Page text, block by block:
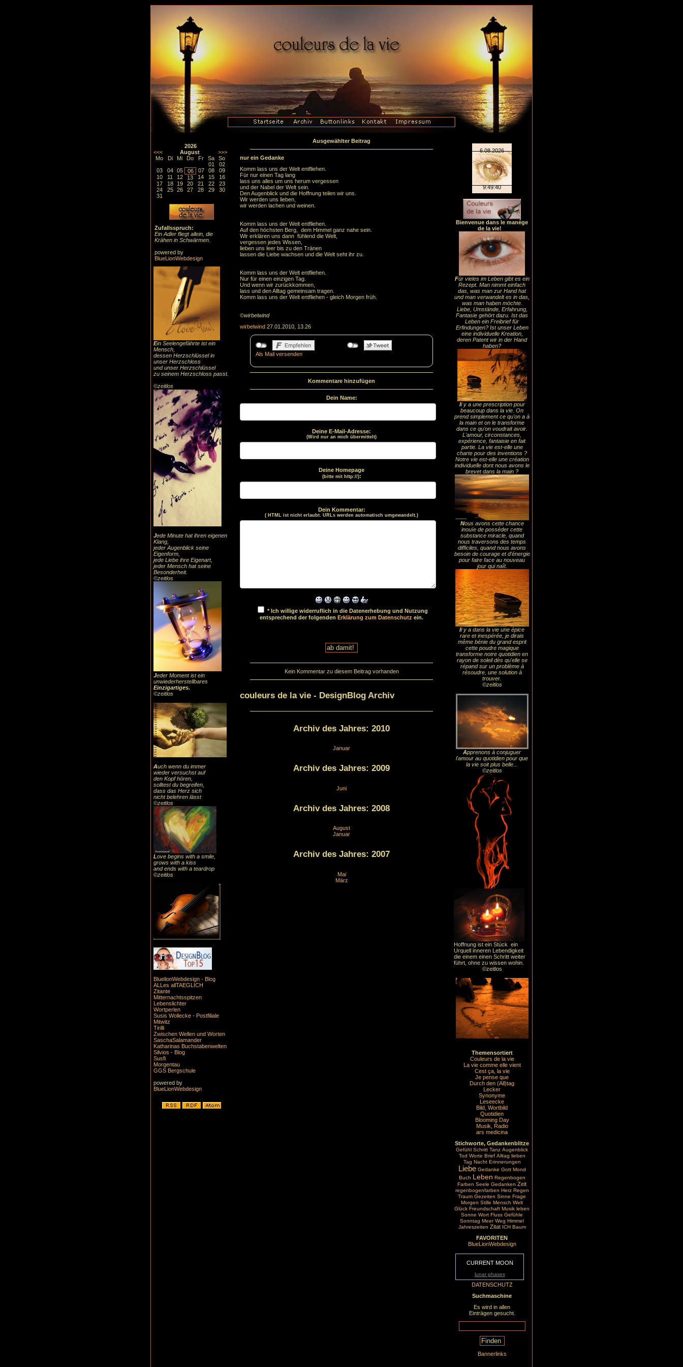
2026
<<<
August
>>>
Mo
Di Mi Do Fr Sa
So
01
02
03
04 05 06 07 08
09
10
11 12 13 14 15
16
17
18 19 20 21 22
23
24
25 26 27 28 29
30
31
Zufallsspruch:
Ein Adler fliegt allein, die
Krähen in Schwärmen.
powered by
BlueLionWebdesign
Ein Seelengefährte ist ein
Mensch,
dessen Herzschlüssel in
unser Herzschloss
und unser Herzschlüssel
zu seinem Herzschloss passt.
©zeitlos
Jede Minute hat ihren eigenen
Klang,
jeder Augenblick seine
Eigenform,
jede Liebe ihre Eigenart,
jeder Mensch hat seine
Besonderheit.
©zeitlos
Jeder Moment ist ein
unwiederherstellbares
Einzigartiges.
©zeitlos
Auch wenn du immer
wieder versuchst auf
den Kopf hören,
solltest du begreifen,
dass das Herz sich
nicht belehren lässt
©zeitlos
Love begins with a smile,
grows with a kiss
and ends with a teardrop
©zeitlos
BluelionWebdesign - Blog
ALLes allTAEGLICH
Zitante
Mitternachtsspitzen
Lebenslichter
Wortperlen
Susis Wollecke - Postfiliale
Mitwitz
Tirilli
Zwischen Wellen und Worten
SaschaSalamander
Katharinas Buchstabenwelten
Silvios - Blog
Susfi
Morgentau
GGS Bergschule
powered by
BlueLionWebdesign
Ausgewählter Beitrag
nur ein Gedanke
Komm lass uns der Welt entfliehen.
Für nur einen Tag lang
lass uns alles um uns herum vergessen
und der Nabel der Welt sein.
Den Augenblick und die Hoffnung teilen wir uns.
Wir werden uns lieben,
wir werden lachen und weinen.
Komm lass uns der Welt entfliehen.
Auf den höchsten Berg, dem Himmel ganz nahe sein.
Wir erklären uns dann fühlend die Welt,
vergessen jedes Wissen,
lieben uns leer bis zu den Tränen
lassen die Liebe wachsen und die Welt seht ihr zu.
Komm lass uns der Welt entfliehen.
Nur für einen einzigen Tag.
Und wenn wir zurückkommen,
lass und den Alltag gemeinsam tragen.
Komm lass uns der Welt entfliehen - gleich Morgen früh.
©wirbelwind
wirbelwind 27.01.2010, 13.26
Als Mail versenden
Kommentare hinzufügen
Dein Name:
Deine E-Mail-Adresse:
(Wird nur an mich übermittelt)
Deine Homepage
(bitte mit http://):
Dein Kommentar:
( HTML ist nicht erlaubt. URLs werden automatisch umgewandelt.)
* Ich willige widerruflich in die Datenerhebung und Nutzung
entsprechend der folgenden Erklärung zum Datenschutz ein.
Kein Kommentar zu diesem Beitrag vorhanden
couleurs de la vie - DesignBlog Archiv
Archiv des Jahres: 2010
Januar
Archiv des Jahres: 2009
Juni
Archiv des Jahres: 2008
August
Januar
Archiv des Jahres: 2007
Mai
März
Bienvenue dans le manége
de la vie!
Für vieles im Leben gibt es ein
Rezept. Man nimmt einfach
das, was man zur Hand hat
und man verwandelt es in das,
was man haben möchte.
Liebe, Umstände, Erfahrung,
Fantasie gehört dazu. Ist das
Leben ein Freibrief für
Erfindungen? Ist unser Leben
eine individuelle Kreation,
deren Patent wir in der Hand
haben?
Il y a une prescription pour
beaucoup dans la vie. On
prend simplement ce qu'on a à
la main et on le transforme
dans ce qu'on voudrait avoir.
L'amour, circonstances,
expérience, fantaisie en fait
partie. La vie est-elle une
charte pour des inventions ?
Notre vie est-elle une création
individuelle dont nous avons le
brevet dans la main ?
Nous avons cette chance
inouïe de posséder cette
substance miracle, quand
nous traversons des temps
difficiles, quand nous avons
besoin de courage et d'énergie
pour faire face au nouveau
jour qui naît.
Il y a dans la vie une épice
rare et inespérée, je dirais
même bénie du grand esprit
cette poudre magique
transforme notre quotidien en
rayon de soleil dès qu'elle se
répand sur un problème à
résoudre, une solution à
trouver.
©zeitlos
Apprenons à conjuguer
l'amour au quotidien pour que
la vie soit plus belle...
©zeitlos
Hoffnung ist ein Stück ein
Urquell inneren Lebendigkeit
die einem einen Schritt weiter
führt, ohne zu wissen wohin.
©zeitlos
Themensortiert
Couleurs de la vie
La vie comme elle vient
Cest ça, la vie
Je pense que
Durch den (All)tag
Lecker
Synonyme
Leseecke
Bild, Wortbild
Quotidien
Blooming Day
Musik, Radio
ars medicina
Stichworte, Gedankenblitze
Gefühl Schritt Tanz Augenblick
Tod Worte Brief Alltag lieben
Tag Nacht Erinnerungen
Liebe Gedanke Gott Mond
Buch Leben Regenbogen
Farben Seele Gedanken Zeit
regenbogenfarben Herz Regen
Traum Gezeiten Sinne Frage
Morgen Stille Mensch Welt
Glück Freundschaft Musik leben
Sonne Wort Fluss Gefühle
Sonntag Meer Weg Himmel
Jahreszeiten Zitat ICH Baum
FAVORITEN
BlueLionWebdesign
CURRENT MOON
lunar phases
DATENSCHUTZ
Suchmaschine
Es wird in allen
Einträgen gesucht.
Bannerlinks